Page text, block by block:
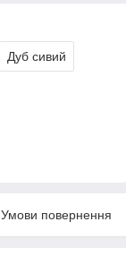
Дуб сивий
Умови повернення